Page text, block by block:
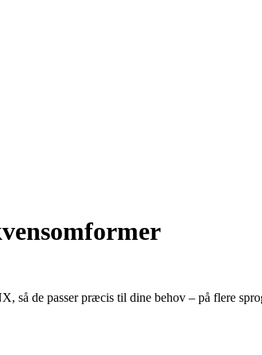
de passer præcis til dine behov – på flere